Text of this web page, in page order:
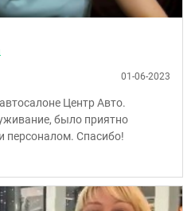
01-06-2023
Центр Авто.
было приятно
персоналом. Спасибо!